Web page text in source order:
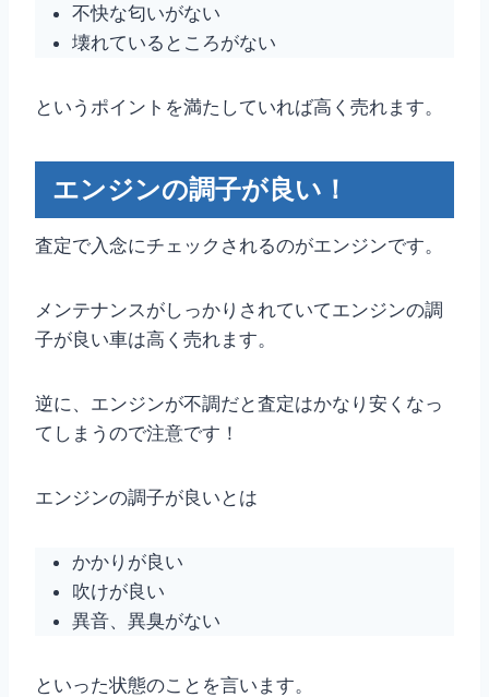
不快な匂いがない
壊れているところがない
というポイントを満たしていれば高く売れます。
エンジンの調子が良い！
査定で入念にチェックされるのがエンジンです。
メンテナンスがしっかりされていてエンジンの調
子が良い車は高く売れます。
逆に、エンジンが不調だと査定はかなり安くなっ
てしまうので注意です！
エンジンの調子が良いとは
かかりが良い
吹けが良い
異音、異臭がない
といった状態のことを言います。